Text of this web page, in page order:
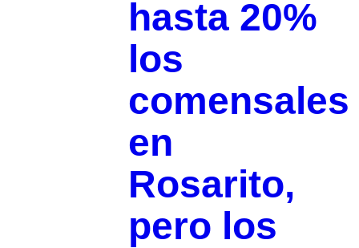
hasta 20%
los
comensales
en
Rosarito,
pero los